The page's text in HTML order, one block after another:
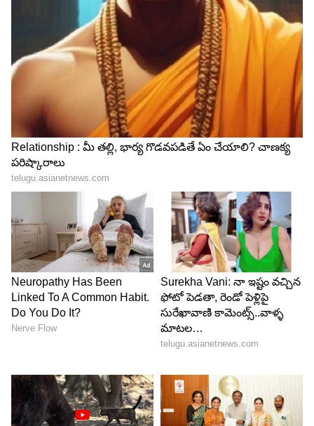
Related Articles
Kovai Sarala: పెళ్లిపై కోవై సరళ షాకింగ్‌ కామెంట్‌..
సింగిల్‌గా ఉండటానికి అసలు కారణం ఇదే ?
Peddi Hit Target: పెద్ది మూవీ సక్సెస్‌ కావాలంటే
ఎన్నికోట్లు రావాలో తెలుసా? పెద్ద రిస్కే
3